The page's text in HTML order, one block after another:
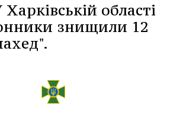
області
знищили 12